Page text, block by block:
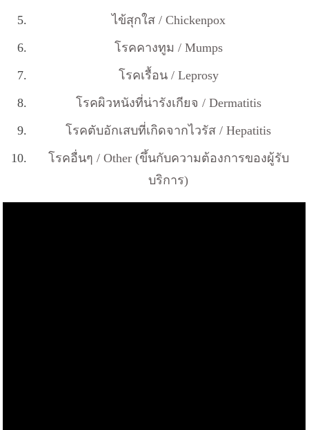
ไข้สุกใส / Chickenpox
โรคคางทูม / Mumps
โรคเรื้อน / Leprosy
โรคผิวหนังที่น่ารังเกียจ / Dermatitis
โรคตับอักเสบที่เกิดจากไวรัส / Hepatitis
โรคอื่นๆ / Other (ขึ้นกับความต้องการของผู้รับ
บริการ)